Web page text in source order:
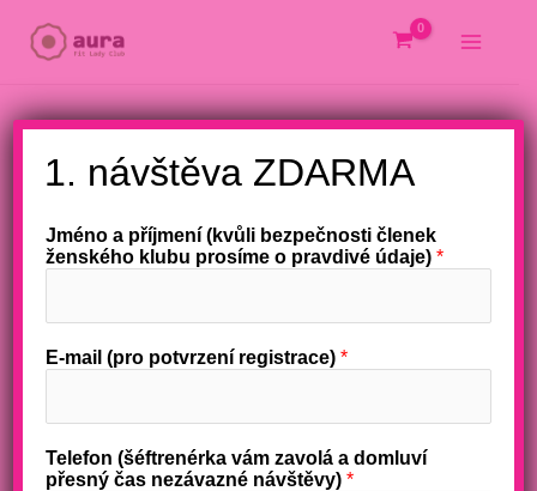
1. návštěva ZDARMA
Jméno a příjmení (kvůli bezpečnosti členek
ženského klubu prosíme o pravdivé údaje)*
E-mail (pro potvrzení registrace)*
Telefon (šéftrenérka vám zavolá a domluví
přesný čas nezávazné návštěvy)*
X